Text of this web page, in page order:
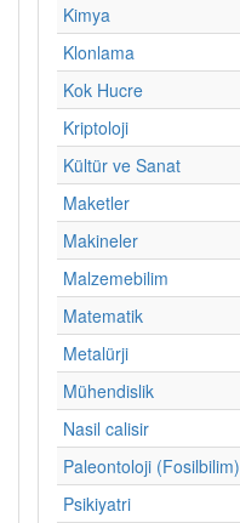
Kimya
Klonlama
Kok Hucre
Kriptoloji
Kültür ve Sanat
Maketler
Makineler
Malzemebilim
Matematik
Metalürji
Mühendislik
Nasil calisir
Paleontoloji (Fosilbilim)
Psikiyatri